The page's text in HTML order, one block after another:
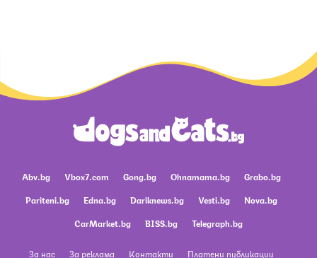
Abv.bg Vbox7.com Gong.bg Ohnamama.bg
Grabo.bg
Pariteni.bg
Edna.bg Dariknews.bg Vesti.bg
Nova.bg
CarMarket.bg
BISS.bg Telegraph.bg
За нас За реклама Контакти Платени публикации